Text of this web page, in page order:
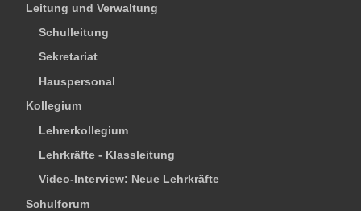
Leitung und Verwaltung
Schulleitung
Sekretariat
Hauspersonal
Kollegium
Lehrerkollegium
Lehrkräfte - Klassleitung
Video-Interview: Neue Lehrkräfte
Schulforum